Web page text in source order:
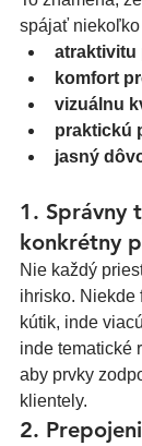
spájať niekoľko
atraktivitu
komfort
vizuálnu
praktickú
jasný
1. Správny
konkrétny
Nie každý
ihrisko. Niekde
kútik, inde
inde tematické
aby prvky
klientely.
2.